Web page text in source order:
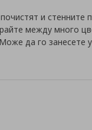
и стенните
между много
да го занесете